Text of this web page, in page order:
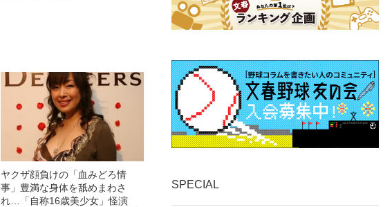
ヤクザ顔負けの「血みどろ情
事」豊満な身体を舐めまわさ
れ…「自称16歳美少女」怪演
SPECIAL